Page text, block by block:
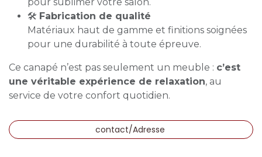
🛠️ Fabrication de qualité
Matériaux haut de gamme et finitions soignées
pour une durabilité à toute épreuve.
Ce canapé n’est pas seulement un meuble : c’est
une véritable expérience de relaxation, au
service de votre confort quotidien.
contact/Adresse